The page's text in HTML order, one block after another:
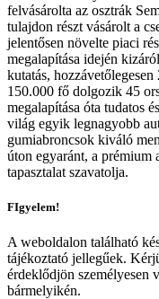
felvásárolta az osztrák
tulajdon részt vásárolt a
jelentősen növelte piaci
megalapítása idején
kutatás,
150.000 fő dolgozik 45
megalapítása óta tudatos
világ egyik legnagyobb
gumiabroncsok kiváló
úton egyaránt, a prémium
tapasztalat szavatolja.
FIgyelem!
A weboldalon található
tájékoztató jellegűek.
érdeklődjön személyesen
bármelyikén.